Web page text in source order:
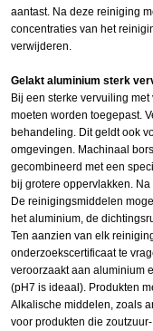
aantast. Na deze reiniging
concentraties van het
verwijderen.
Gelakt aluminium sterk
Bij een sterke vervuiling
moeten worden toegepast.
behandeling. Dit geldt ook
omgevingen. Machinaal
gecombineerd met een
bij grotere oppervlakken.
De reinigingsmiddelen
het aluminium, de
Ten aanzien van elk
onderzoekscertificaat te
veroorzaakt aan aluminium
(pH7 is ideaal). Produkten
Alkalische middelen, zoals
voor produkten die